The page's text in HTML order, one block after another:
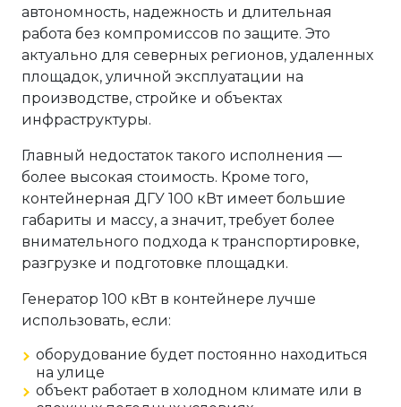
автономность, надежность и длительная
работа без компромиссов по защите. Это
актуально для северных регионов, удаленных
площадок, уличной эксплуатации на
производстве, стройке и объектах
инфраструктуры.
Главный недостаток такого исполнения —
более высокая стоимость. Кроме того,
контейнерная ДГУ 100 кВт имеет большие
габариты и массу, а значит, требует более
внимательного подхода к транспортировке,
разгрузке и подготовке площадки.
Генератор 100 кВт в контейнере лучше
использовать, если:
оборудование будет постоянно находиться
на улице
объект работает в холодном климате или в